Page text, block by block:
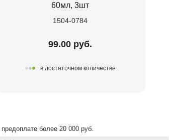
60мл, 3шт
1504-0784
99.00 руб.
в достаточном количестве
более 20 000 руб.